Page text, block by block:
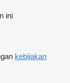
ini
kebijakan